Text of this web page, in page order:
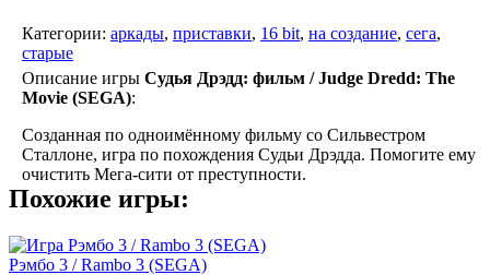
Категории: аркады, приставки, 16 bit, на создание, сега,
старые
Описание игры Судья Дрэдд: фильм / Judge Dredd: The
Movie (SEGA):
Созданная по одноимённому фильму со Сильвестром
Сталлоне, игра по похождения Судьи Дрэдда. Помогите ему
очистить Мега-сити от преступности.
Похожие игры:
Рэмбо 3 / Rambo 3 (SEGA)